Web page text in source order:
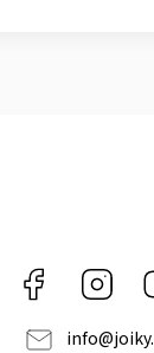
Facebook
info@